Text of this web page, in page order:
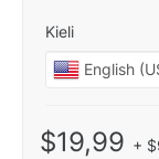
Kieli
$19,99 +